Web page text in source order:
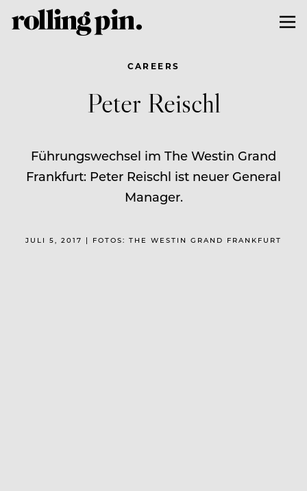
CAREERS
Peter Reischl
Führungswechsel im The Westin Grand
Frankfurt: Peter Reischl ist neuer General
Manager.
JULI 5, 2017 | FOTOS: THE WESTIN GRAND FRANKFURT